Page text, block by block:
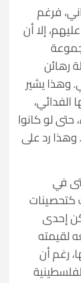
فرغم
إلا أن
رهائن
وهذا يشير
الفدائي،
حتى لو كانوا
رد على
في
كتحصينات
إحدى
لقيمته
رغم أن